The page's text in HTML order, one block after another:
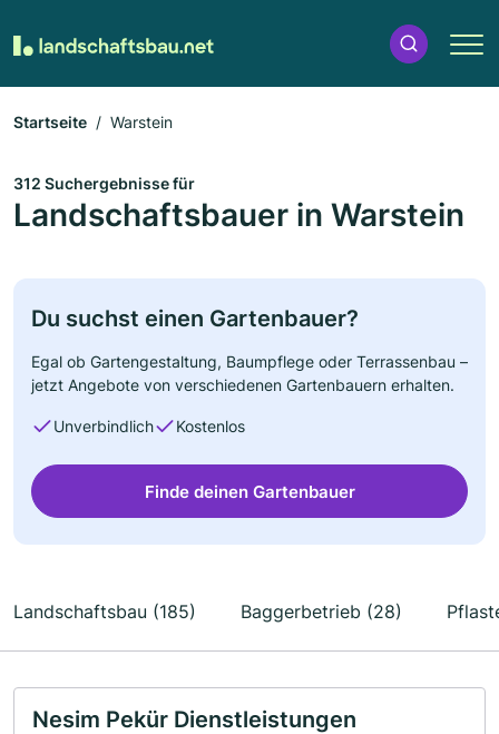
Startseite Warstein
312 Suchergebnisse für
Landschaftsbauer in Warstein
Du suchst einen Gartenbauer?
Egal ob Gartengestaltung, Baumpflege oder Terrassenbau –
jetzt Angebote von verschiedenen Gartenbauern erhalten.
Unverbindlich Kostenlos
Finde deinen Gartenbauer
Landschaftsbau (185) Baggerbetrieb (28)
Nesim Pekür Dienstleistungen